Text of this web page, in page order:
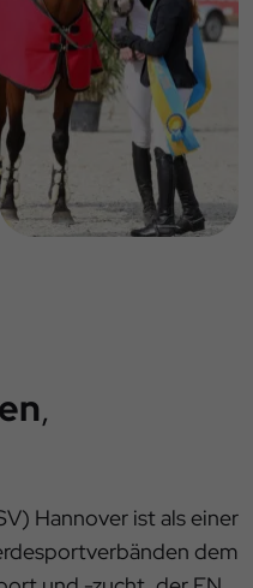
,
Hannover ist als einer
dem